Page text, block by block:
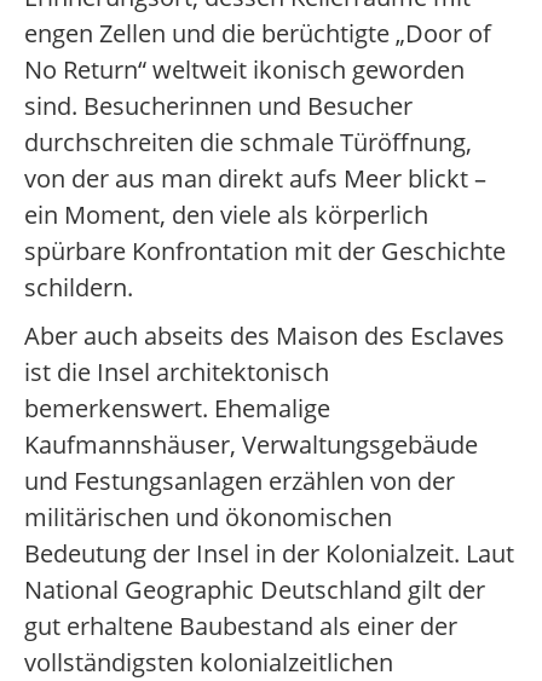
engen Zellen und die berüchtigte „Door of
No Return“ weltweit ikonisch geworden
sind. Besucherinnen und Besucher
durchschreiten die schmale Türöffnung,
von der aus man direkt aufs Meer blickt –
ein Moment, den viele als körperlich
spürbare Konfrontation mit der Geschichte
schildern.
Aber auch abseits des Maison des Esclaves
ist die Insel architektonisch
bemerkenswert. Ehemalige
Kaufmannshäuser, Verwaltungsgebäude
und Festungsanlagen erzählen von der
militärischen und ökonomischen
Bedeutung der Insel in der Kolonialzeit. Laut
National Geographic Deutschland gilt der
gut erhaltene Baubestand als einer der
vollständigsten kolonialzeitlichen